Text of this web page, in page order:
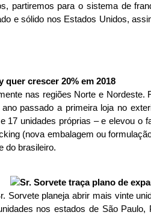
partiremos para o sistema de
e sólido nos Estados Unidos,
quer crescer 20% em 2018
nas regiões Norte e Nordeste.
passado a primeira loja no
17 unidades próprias – e elevou o
(nova embalagem ou
do brasileiro.
Sorvete planeja abrir mais vinte
nos estados de São Paulo,